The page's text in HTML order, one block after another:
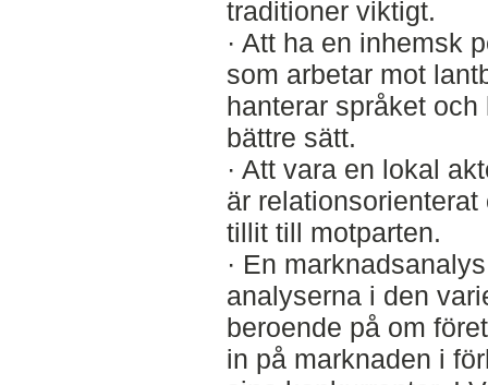
traditioner viktigt.
· Att ha en inhemsk
som arbetar mot
hanterar språket
bättre sätt.
· Att vara en lokal
är
tillit till motparten.
· En
analyserna i den
beroende på om
in på marknaden i